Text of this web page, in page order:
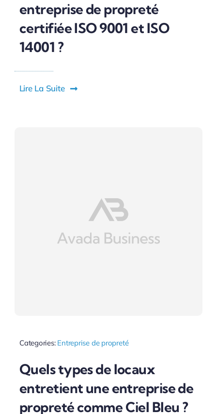
entreprise de propreté
certifiée ISO 9001 et ISO
14001 ?
Lire La Suite
Categories: Entreprise de propreté
Quels types de locaux
entretient une entreprise de
propreté comme Ciel Bleu ?